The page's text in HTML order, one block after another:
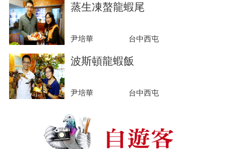
蒸生凍螯龍蝦尾
尹培華 台中西屯
波斯頓龍蝦飯
尹培華 台中西屯